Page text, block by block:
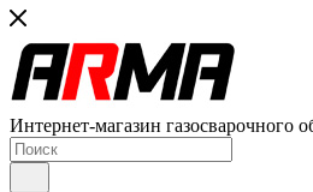
Интернет-магазин газосварочного